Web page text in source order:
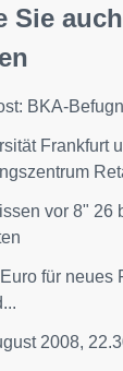
Sie auch
BKA-
Frankfurt
vor 8" 26
für neues
2008,